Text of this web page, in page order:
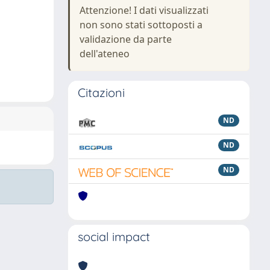
Attenzione! I dati visualizzati
non sono stati sottoposti a
validazione da parte
dell'ateneo
Citazioni
ND
ND
ND
social impact